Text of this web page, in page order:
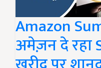
Amazon
अमेज़न दे रहा